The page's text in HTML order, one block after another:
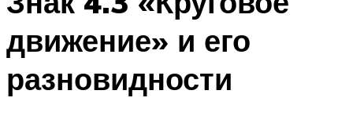
движение» и его
разновидности